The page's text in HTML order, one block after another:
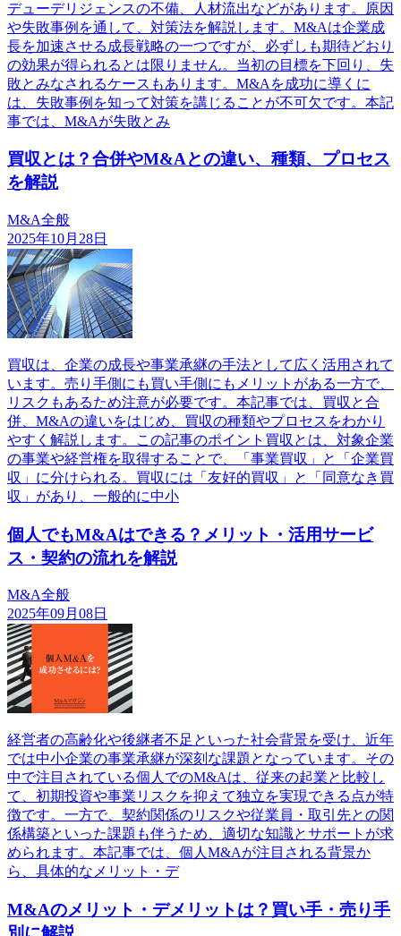
デューデリジェンスの不備、人材流出などがあります。原因
や失敗事例を通して、対策法を解説します。M&Aは企業成
長を加速させる成長戦略の一つですが、必ずしも期待どおり
の効果が得られるとは限りません。当初の目標を下回り、失
敗とみなされるケースもあります。M&Aを成功に導くに
は、失敗事例を知って対策を講じることが不可欠です。本記
事では、M&Aが失敗とみ
買収とは？合併やM&Aとの違い、種類、プロセス
を解説
M&A全般
2025年10月28日
買収は、企業の成長や事業承継の手法として広く活用されて
います。売り手側にも買い手側にもメリットがある一方で、
リスクもあるため注意が必要です。本記事では、買収と合
併、M&Aの違いをはじめ、買収の種類やプロセスをわかり
やすく解説します。この記事のポイント買収とは、対象企業
の事業や経営権を取得することで、「事業買収」と「企業買
収」に分けられる。買収には「友好的買収」と「同意なき買
収」があり、一般的に中小
個人でもM&Aはできる？メリット・活用サービ
ス・契約の流れを解説
M&A全般
2025年09月08日
経営者の高齢化や後継者不足といった社会背景を受け、近年
では中小企業の事業承継が深刻な課題となっています。その
中で注目されている個人でのM&Aは、従来の起業と比較し
て、初期投資や事業リスクを抑えて独立を実現できる点が特
徴です。一方で、契約関係のリスクや従業員・取引先との関
係構築といった課題も伴うため、適切な知識とサポートが求
められます。本記事では、個人M&Aが注目される背景か
ら、具体的なメリット・デ
M&Aのメリット・デメリットは？買い手・売り手